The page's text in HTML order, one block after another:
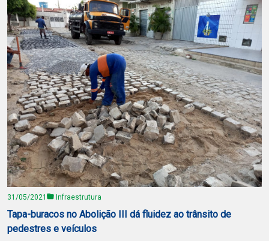
31/05/2021 Infraestrutura
Tapa-buracos no Abolição III dá fluidez ao trânsito de
pedestres e veículos